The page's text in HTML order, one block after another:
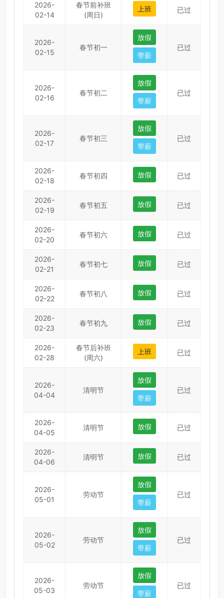
2026-
02-14
春节前补班
(周日)
上班 已过
2026-
02-15
春节初一
放假
带薪
已过
2026-
02-16
春节初二
放假
带薪
已过
2026-
02-17
春节初三
放假
带薪
已过
2026-
02-18
春节初四 放假 已过
2026-
02-19
春节初五 放假 已过
2026-
02-20
春节初六 放假 已过
2026-
02-21
春节初七 放假 已过
2026-
02-22
春节初八 放假 已过
2026-
02-23
春节初九 放假 已过
2026-
02-28
春节后补班
(周六)
上班 已过
2026-
04-04
清明节
放假
带薪
已过
2026-
04-05
清明节 放假 已过
2026-
04-06
清明节 放假 已过
2026-
05-01
劳动节
放假
带薪
已过
2026-
05-02
劳动节
放假
带薪
已过
2026-
05-03
劳动节
放假
带薪
已过